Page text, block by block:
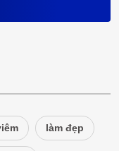
làm đẹp